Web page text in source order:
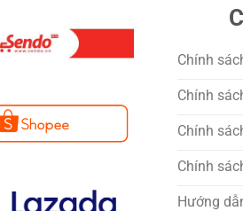
Chính
Chính
Chính
Chính
Hướng